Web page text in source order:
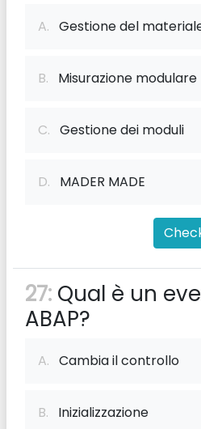
A. Gestione del
B. Misurazione modulare
C. Gestione dei moduli
D. MADER MADE
27: Qual è un
ABAP?
A. Cambia il controllo
B. Inizializzazione